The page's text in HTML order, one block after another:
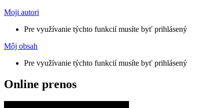
Moji autori
Pre využívanie týchto funkcií musíte byť prihlásený
Môj obsah
Pre využívanie týchto funkcií musíte byť prihlásený
Online prenos